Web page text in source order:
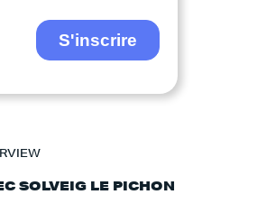
SOLVEIG LE PICHON